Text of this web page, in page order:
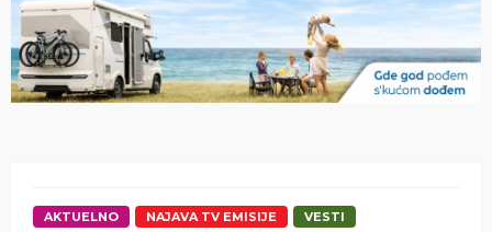
AKTUELNO NAJAVA TV EMISIJE VESTI